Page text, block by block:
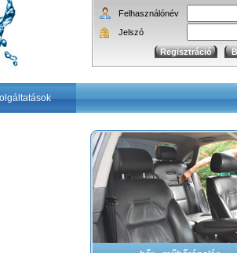
Felhasználónév
Jelszó